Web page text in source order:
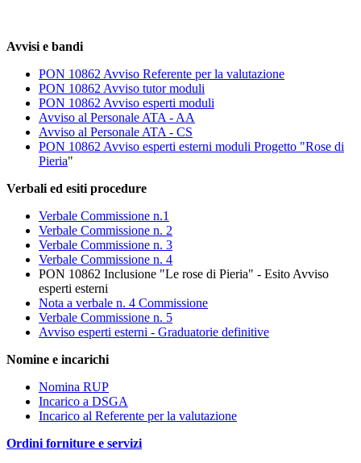
Avvisi e bandi
PON 10862 Avviso Referente per la valutazione
PON 10862 Avviso tutor moduli
PON 10862 Avviso esperti moduli
Avviso al Personale ATA - AA
Avviso al Personale ATA - CS
PON 10862 Avviso esperti esterni moduli Progetto "Rose di
Pieria"
Verbali ed esiti procedure
Verbale Commissione n.1
Verbale Commissione n. 2
Verbale Commissione n. 3
Verbale Commissione n. 4
PON 10862 Inclusione "Le rose di Pieria" - Esito Avviso
esperti esterni
Nota a verbale n. 4 Commissione
Verbale Commissione n. 5
Avviso esperti esterni - Graduatorie definitive
Nomine e incarichi
Nomina RUP
Incarico a DSGA
Incarico al Referente per la valutazione
Ordini forniture e servizi